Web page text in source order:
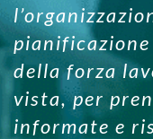
della forza
vista, per
informate e